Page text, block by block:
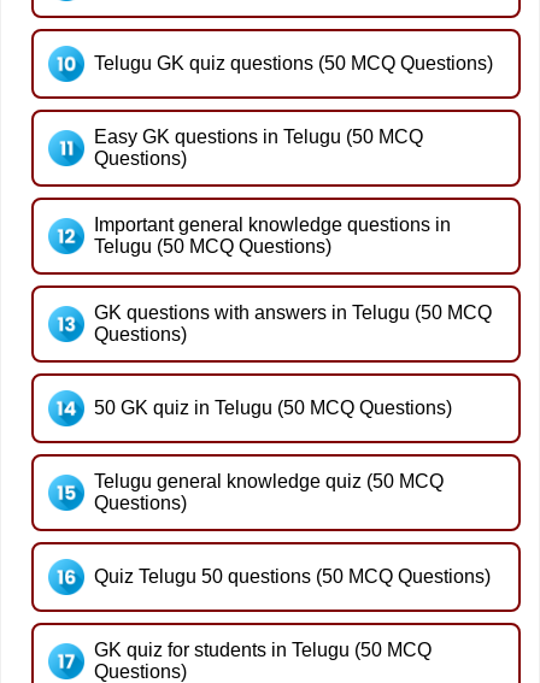
Telugu GK quiz questions (50 MCQ Questions)
Easy GK questions in Telugu (50 MCQ
Questions)
Important general knowledge questions in
Telugu (50 MCQ Questions)
GK questions with answers in Telugu (50 MCQ
Questions)
50 GK quiz in Telugu (50 MCQ Questions)
Telugu general knowledge quiz (50 MCQ
Questions)
Quiz Telugu 50 questions (50 MCQ Questions)
GK quiz for students in Telugu (50 MCQ
Questions)